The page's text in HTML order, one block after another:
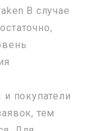
В случае
покупатели
тем